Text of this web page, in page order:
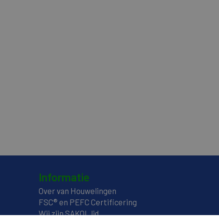
Informatie
Over van Houwelingen
FSC® en PEFC Certificering
Wij zijn SAKOL lid